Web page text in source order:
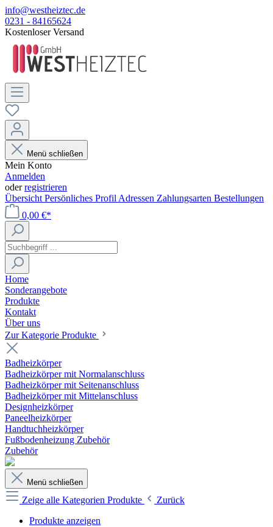
info@westheiztec.de
0231 - 84165624
Kostenloser Versand
Menü schließen
Mein Konto
Anmelden
oderregistrieren
Übersicht Persönliches Profil Adressen Zahlungsarten Bestellungen
0,00 €*
Home
Sonderangebote
Produkte
Kontakt
Über uns
Zur Kategorie Produkte
Badheizkörper
Badheizkörper mit Normalanschluss
Badheizkörper mit Seitenanschluss
Badheizkörper mit Mittelanschluss
Designheizkörper
Paneelheizkörper
Handtuchheizkörper
Fußbodenheizung Zubehör
Zubehör
Menü schließen
Zeige alle Kategorien Produkte
Zurück
Produkte anzeigen